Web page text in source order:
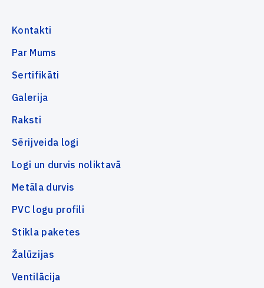
Kontakti
Par Mums
Sertifikāti
Galerija
Raksti
Sērijveida logi
Logi un durvis noliktavā
Metāla durvis
PVC logu profili
Stikla paketes
Žalūzijas
Ventilācija